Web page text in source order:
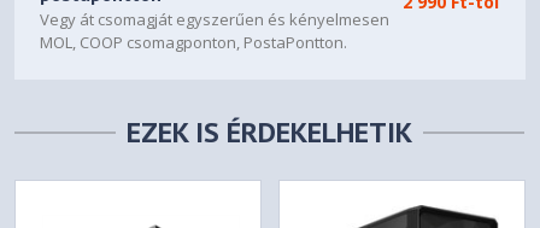
Industrial steel (Solid), Tempered Glass
(TG/RGB/Ambience Pro RGB)
Industrial steel
Compatibility
Power supply type
Vegy át csomagját egyszerűen és kényelmesen
MOL, COOP csomagponton, PostaPontton.
EZEK IS ÉRDEKELHETIK